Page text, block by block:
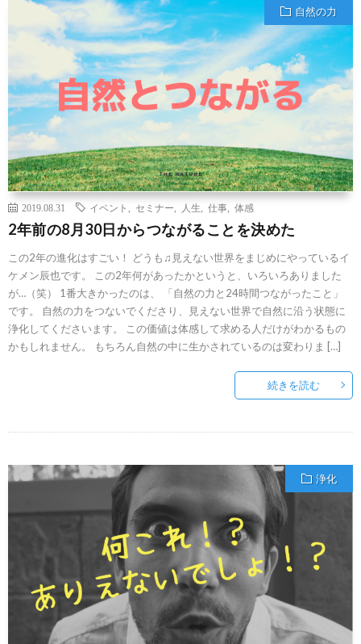
自然の力
2019.08.31 イベント セミナー 人生 仕事 体感
2年前の8月30日からつながることを決めた
この2年の進化はすごい！ どうも♫見えない世界をまじめにやっているイ
ケメン辰也です。 この2年何があったかというと、いろいろありました
が…（笑） 1番大きかったのは、 「自然の力と24時間つながったこと」
です。 自然の力をつないでくださり、見えない世界で自然に沿う状態に
浄化してくださいます。 この価値は体感して求める人だけがわかるもの
かもしれません。 もちろん自然の中に生かされているのは変わりま […]
続きを読む
浄化